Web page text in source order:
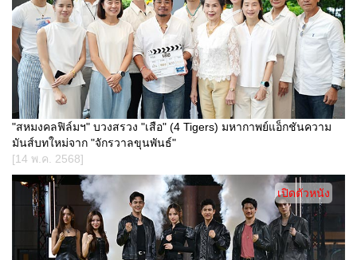
"สหมงคลฟิล์มฯ" บวงสรวง "เสือ" (4 Tigers) มหากาพย์แอ็กชันความ
มันส์บทใหม่จาก "จักรวาลขุนพันธ์"
[14 พ.ค. 2568]
เปิดตัวหนัง